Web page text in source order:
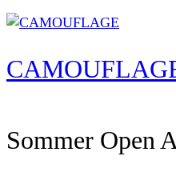
Sommer Open